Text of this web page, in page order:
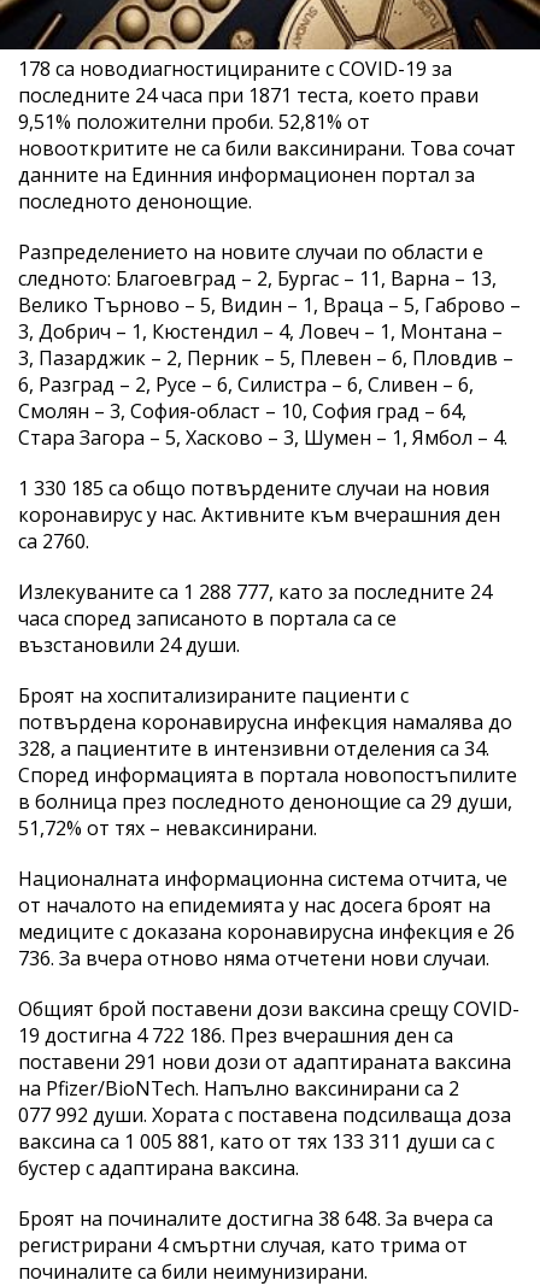
178 са новодиагностицираните с COVID-19 за
последните 24 часа при 1871 теста, което прави
9,51% положителни проби. 52,81% от
новооткритите не са били ваксинирани. Това сочат
данните на Единния информационен портал за
последното денонощие.
Разпределението на новите случаи по области е
следното: Благоевград – 2, Бургас – 11, Варна – 13,
Велико Търново – 5, Видин – 1, Враца – 5, Габрово –
3, Добрич – 1, Кюстендил – 4, Ловеч – 1, Монтана –
3, Пазарджик – 2, Перник – 5, Плевен – 6, Пловдив –
6, Разград – 2, Русе – 6, Силистра – 6, Сливен – 6,
Смолян – 3, София-област – 10, София град – 64,
Стара Загора – 5, Хасково – 3, Шумен – 1, Ямбол – 4.
1 330 185 са общо потвърдените случаи на новия
коронавирус у нас. Активните към вчерашния ден
са 2760.
Излекуваните са 1 288 777, като за последните 24
часа според записаното в портала са се
възстановили 24 души.
Броят на хоспитализираните пациенти с
потвърдена коронавирусна инфекция намалява до
328, а пациентите в интензивни отделения са 34.
Според информацията в портала новопостъпилите
в болница през последното денонощие са 29 души,
51,72% от тях – неваксинирани.
Националната информационна система отчита, че
от началото на епидемията у нас досега броят на
медиците с доказана коронавирусна инфекция е 26
736. За вчера отново няма отчетени нови случаи.
Общият брой поставени дози ваксина срещу COVID-
19 достигна 4 722 186. През вчерашния ден са
поставени 291 нови дози от адаптираната ваксина
на Pfizer/BioNTech. Напълно ваксинирани са 2
077 992 души. Хората с поставена подсилваща доза
ваксина са 1 005 881, като от тях 133 311 души са с
бустер с адаптирана ваксина.
Броят на починалите достигна 38 648. За вчера са
регистрирани 4 смъртни случая, като трима от
починалите са били неимунизирани.